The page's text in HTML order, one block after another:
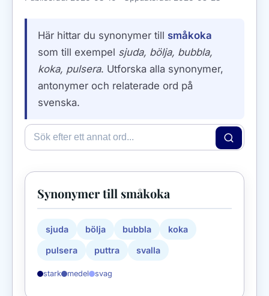
Här hittar du synonymer till småkoka
som till exempel sjuda, bölja, bubbla,
koka, pulsera. Utforska alla synonymer,
antonymer och relaterade ord på
svenska.
Synonymer till småkoka
sjuda bölja bubbla koka
pulsera puttra svalla
stark medel svag